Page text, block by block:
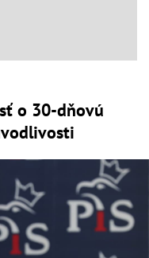
o 30-dňovú